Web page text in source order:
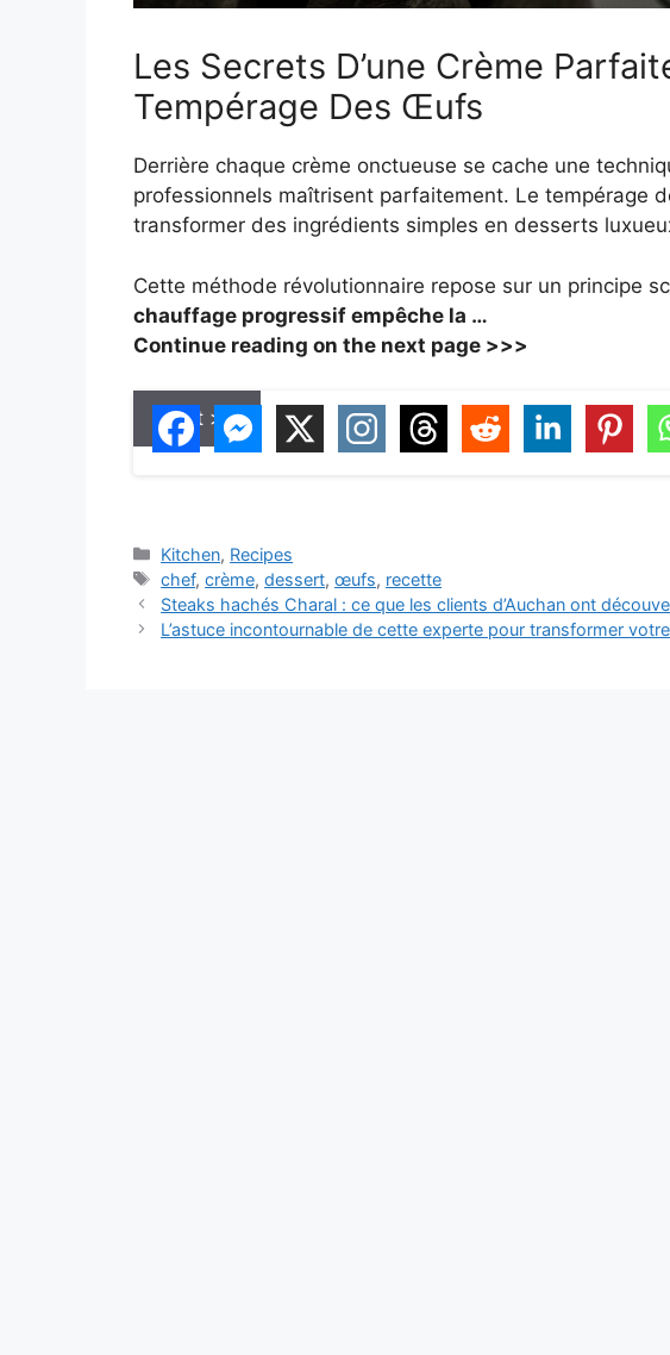
Les Secrets D’une Crème
Tempérage Des Œufs
Derrière chaque crème onctueuse se cache une
professionnels maîtrisent parfaitement. Le tempérage
transformer des ingrédients simples en desserts
Cette méthode révolutionnaire repose sur un principe
chauffage progressif empêche la …
Continue reading on the next page >>>
Next >>
C
a
t
e
Kitchen, Recipes
T
a
g
chef,crème,dessert,œufs, recette
Steaks hachés Charal : ce que les clients d’Auchan ont
L’astuce incontournable de cette experte pour transformer